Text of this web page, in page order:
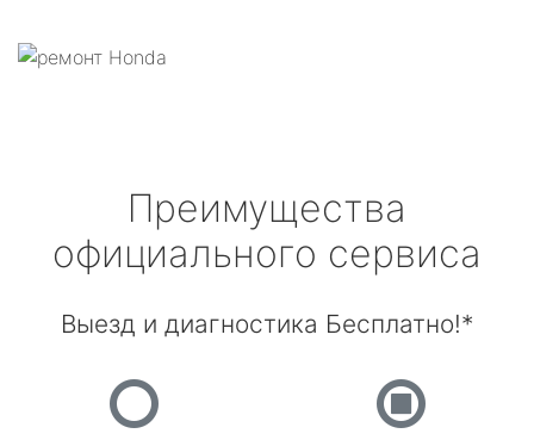
Преимущества
официального сервиса
Выезд и диагностика Бесплатно!*